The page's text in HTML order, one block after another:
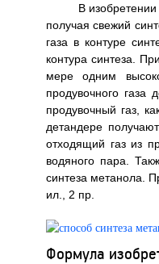
В
получая свежий
газа в контуре
контура синтеза.
мере одним
продувочного
продувочный газ,
детандере
отходящий газ из
водяного пара.
синтеза метанола.
ил., 2 пр.
Формула